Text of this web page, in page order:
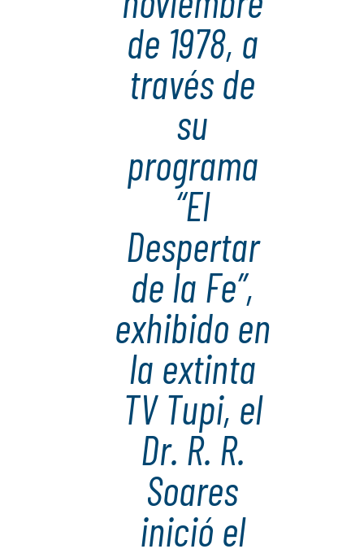
de 1978, a
través de
su
programa
“El
Despertar
de la Fe”,
exhibido en
la extinta
TV Tupi, el
Dr. R. R.
Soares
inició el